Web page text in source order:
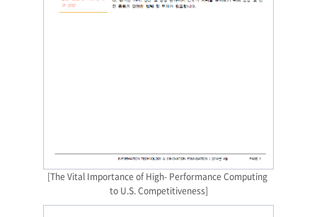
[The Vital Importance of High- Performance Computing
to U.S. Competitiveness]